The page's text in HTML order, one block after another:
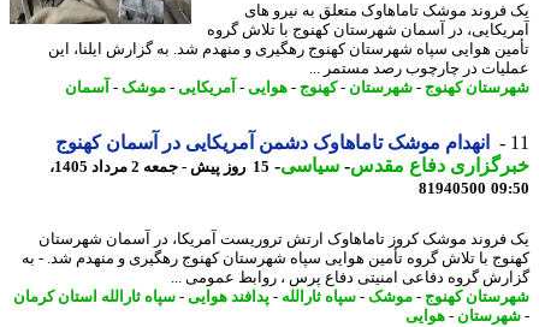
موشک تاماهاوک متعلق به نیرو های
در آسمان شهرستان کهنوج با تلاش گروه
هوایی سپاه شهرستان کهنوج رهگیری و منهدم شد. به گزارش ایلنا، این
در چارچوب رصد مستمر ...
کهنوج-شهرستان-کهنوج-هوایی- آمریکایی-موشک-آسمان
انهدام موشک تاماهاوک دشمن آمریکایی در آسمان کهنوج
دفاع مقدس-سیاسی-
15 روز پیش - جمعه 2 مرداد 1405،
81940500
موشک کروز تاماهاوک ارتش تروریست آمریکا، در آسمان شهرستان
با تلاش گروه تأمین هوایی سپاه شهرستان کهنوج رهگیری و منهدم شد. - به
گروه دفاعی امنیتی دفاع پرس ، روابط عمومی ...
کهنوج-موشک-سپاه ثارالله-پدافند هوایی- سپاه ثارالله استان کرمان
-هوایی